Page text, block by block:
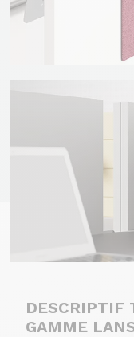
DESCRIPTIF
GAMME